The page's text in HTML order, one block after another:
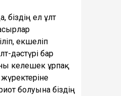
біздің ел ұлт
екшеліп
дәстүрі бар
келешек ұрпақ
болуына біздің